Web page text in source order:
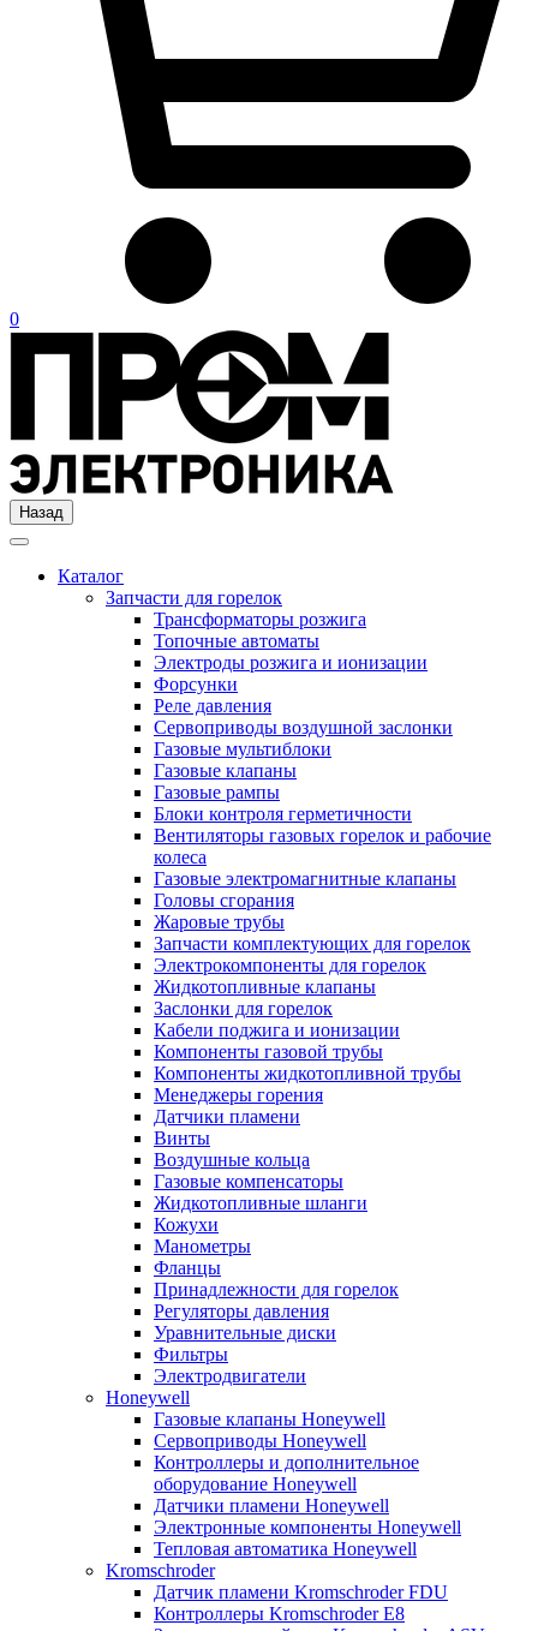
0
Назад
Каталог
Запчасти для горелок
Трансформаторы розжига
Топочные автоматы
Электроды розжига и ионизации
Форсунки
Реле давления
Сервоприводы воздушной заслонки
Газовые мультиблоки
Газовые клапаны
Газовые рампы
Блоки контроля герметичности
Вентиляторы газовых горелок и рабочие
колеса
Газовые электромагнитные клапаны
Головы сгорания
Жаровые трубы
Запчасти комплектующих для горелок
Электрокомпоненты для горелок
Жидкотопливные клапаны
Заслонки для горелок
Кабели поджига и ионизации
Компоненты газовой трубы
Компоненты жидкотопливной трубы
Менеджеры горения
Датчики пламени
Винты
Воздушные кольца
Газовые компенсаторы
Жидкотопливные шланги
Кожухи
Манометры
Фланцы
Принадлежности для горелок
Регуляторы давления
Уравнительные диски
Фильтры
Электродвигатели
Honeywell
Газовые клапаны Honeywell
Сервоприводы Honeywell
Контроллеры и дополнительное
оборудование Honeywell
Датчики пламени Honeywell
Электронные компоненты Honeywell
Тепловая автоматика Honeywell
Kromschroder
Датчик пламени Kromschroder FDU
Контроллеры Kromschroder E8